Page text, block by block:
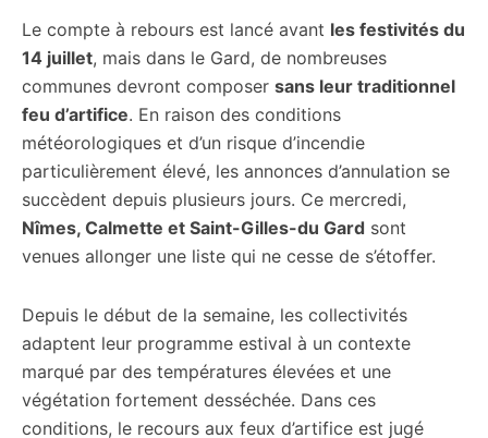
Le compte à rebours est lancé avant les festivités du
14 juillet, mais dans le Gard, de nombreuses
communes devront composer sans leur traditionnel
feu d’artifice. En raison des conditions
météorologiques et d’un risque d’incendie
particulièrement élevé, les annonces d’annulation se
succèdent depuis plusieurs jours. Ce mercredi,
Nîmes, Calmette et Saint-Gilles-du Gard sont
venues allonger une liste qui ne cesse de s’étoffer.
Depuis le début de la semaine, les collectivités
adaptent leur programme estival à un contexte
marqué par des températures élevées et une
végétation fortement desséchée. Dans ces
conditions, le recours aux feux d’artifice est jugé